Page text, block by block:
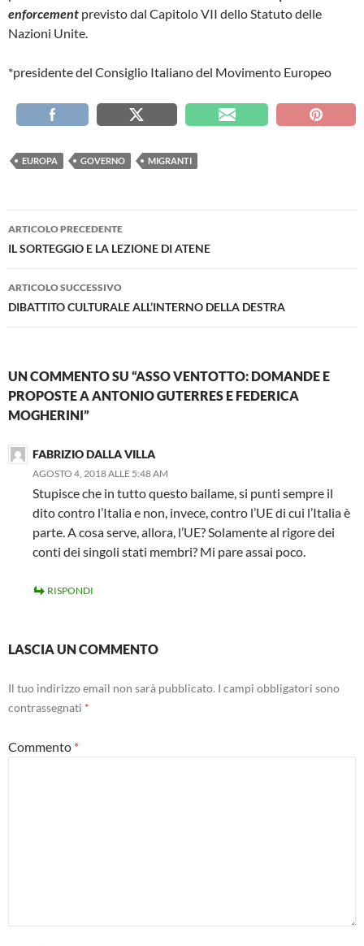
enforcement previsto dal Capitolo VII dello Statuto delle
Nazioni Unite.
*presidentedel Consiglio Italiano del Movimento Europeo
EUROPA GOVERNO MIGRANTI
Navigazione
articolo
ARTICOLO PRECEDENTE
IL SORTEGGIO E LA LEZIONE DI ATENE
ARTICOLO SUCCESSIVO
DIBATTITO CULTURALE ALL’INTERNO DELLA DESTRA
UN COMMENTO SU “ASSO VENTOTTO: DOMANDE E
PROPOSTE A ANTONIO GUTERRES E FEDERICA
MOGHERINI”
FABRIZIO DALLA VILLA
AGOSTO 4, 2018 ALLE 5:48 AM
Stupisce che in tutto questo bailame, si punti sempre il
dito contro l’Italia e non, invece, contro l’UE di cui l’Italia è
parte. A cosa serve, allora, l’UE? Solamente al rigore dei
conti dei singoli stati membri? Mi pare assai poco.
RISPONDI
LASCIA UN COMMENTO
Il tuo indirizzo email non sarà pubblicato. I campi obbligatori sono
contrassegnati *
Commento *